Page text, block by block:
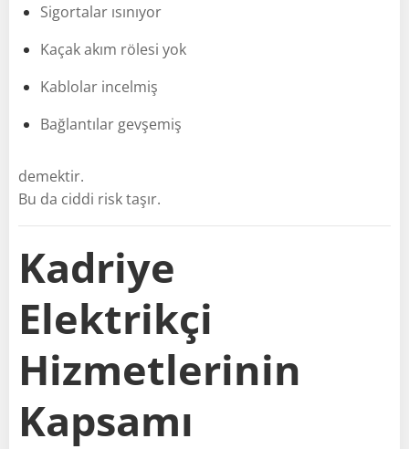
Sigortalar ısınıyor
Kaçak akım rölesi yok
Kablolar incelmiş
Bağlantılar gevşemiş
demektir.
Bu da ciddi risk taşır.
Kadriye
Elektrikçi
Hizmetlerinin
Kapsamı